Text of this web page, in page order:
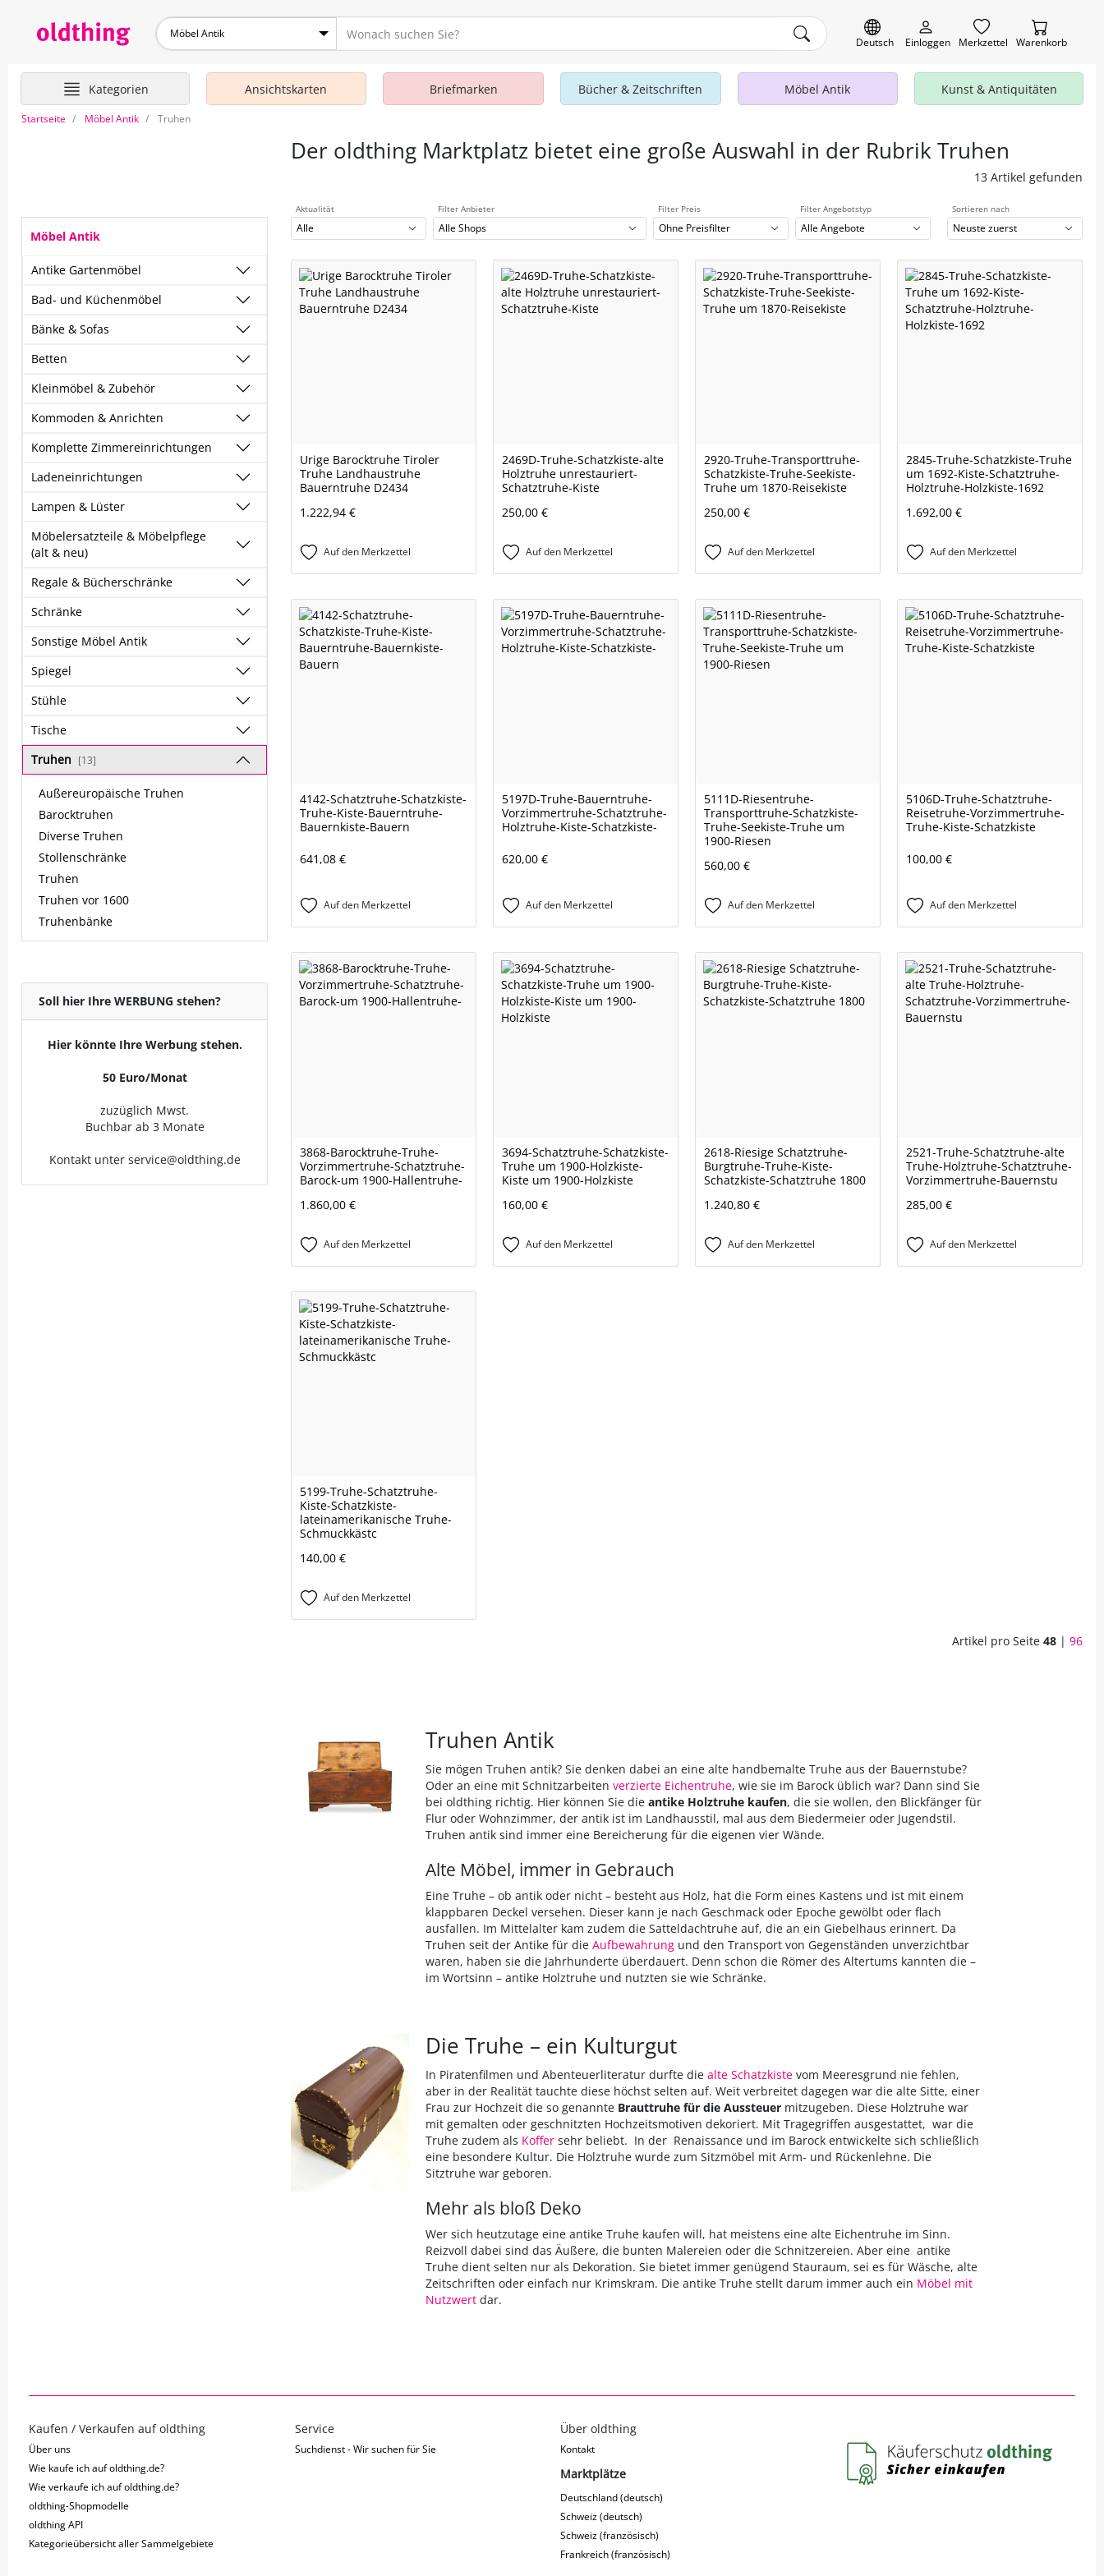
Möbel Antik
Deutsch Einloggen Merkzettel Warenkorb
Kategorien Ansichtskarten Briefmarken Bücher & Zeitschriften Möbel Antik Kunst & Antiquitäten
Startseite Möbel Antik Truhen
Der oldthing Marktplatz bietet eine große Auswahl in der Rubrik Truhen
13 Artikel gefunden
Möbel Antik
Antike Gartenmöbel
Bad- und Küchenmöbel
Bänke & Sofas
Betten
Kleinmöbel & Zubehör
Kommoden & Anrichten
Komplette Zimmereinrichtungen
Ladeneinrichtungen
Lampen & Lüster
Möbelersatzteile & Möbelpflege
(alt & neu)
Regale & Bücherschränke
Schränke
Sonstige Möbel Antik
Spiegel
Stühle
Tische
Truhen
[13]
Außereuropäische Truhen
Barocktruhen
Diverse Truhen
Stollenschränke
Truhen
Truhen vor 1600
Truhenbänke
Soll hier Ihre WERBUNG stehen?
Hier könnte Ihre Werbung stehen.
50 Euro/Monat
zuzüglich Mwst.
Buchbar ab 3 Monate
Kontakt unter service@oldthing.de
Aktualität
Alle
Filter Anbieter
Alle Shops
Filter Preis
Ohne Preisfilter
Filter Angebotstyp
Alle Angebote
Sortieren nach
Neuste zuerst
Urige Barocktruhe Tiroler
Truhe Landhaustruhe
Bauerntruhe D2434
1.222,94 €
Auf den Merkzettel
2469D-Truhe-Schatzkiste-alte
Holztruhe unrestauriert-
Schatztruhe-Kiste
250,00 €
Auf den Merkzettel
2920-Truhe-Transporttruhe-
Schatzkiste-Truhe-Seekiste-
Truhe um 1870-Reisekiste
250,00 €
Auf den Merkzettel
2845-Truhe-Schatzkiste-Truhe
um 1692-Kiste-Schatztruhe-
Holztruhe-Holzkiste-1692
1.692,00 €
Auf den Merkzettel
4142-Schatztruhe-Schatzkiste-
Truhe-Kiste-Bauerntruhe-
Bauernkiste-Bauern
641,08 €
Auf den Merkzettel
5197D-Truhe-Bauerntruhe-
Vorzimmertruhe-Schatztruhe-
Holztruhe-Kiste-Schatzkiste-
620,00 €
Auf den Merkzettel
5111D-Riesentruhe-
Transporttruhe-Schatzkiste-
Truhe-Seekiste-Truhe um
1900-Riesen
560,00 €
Auf den Merkzettel
5106D-Truhe-Schatztruhe-
Reisetruhe-Vorzimmertruhe-
Truhe-Kiste-Schatzkiste
100,00 €
Auf den Merkzettel
3868-Barocktruhe-Truhe-
Vorzimmertruhe-Schatztruhe-
Barock-um 1900-Hallentruhe-
1.860,00 €
Auf den Merkzettel
3694-Schatztruhe-Schatzkiste-
Truhe um 1900-Holzkiste-
Kiste um 1900-Holzkiste
160,00 €
Auf den Merkzettel
2618-Riesige Schatztruhe-
Burgtruhe-Truhe-Kiste-
Schatzkiste-Schatztruhe 1800
1.240,80 €
Auf den Merkzettel
2521-Truhe-Schatztruhe-alte
Truhe-Holztruhe-Schatztruhe-
Vorzimmertruhe-Bauernstu
285,00 €
Auf den Merkzettel
5199-Truhe-Schatztruhe-
Kiste-Schatzkiste-
lateinamerikanische Truhe-
Schmuckkästc
140,00 €
Auf den Merkzettel
Artikel pro Seite 48 | 96
Truhen Antik
Sie mögen Truhen antik? Sie denken dabei an eine alte handbemalte Truhe aus der Bauernstube?
Oder an eine mit Schnitzarbeiten verzierte Eichentruhe, wie sie im Barock üblich war? Dann sind Sie
bei oldthing richtig. Hier können Sie die antike Holztruhe kaufen, die sie wollen, den Blickfänger für
Flur oder Wohnzimmer, der antik ist im Landhausstil, mal aus dem Biedermeier oder Jugendstil.
Truhen antik sind immer eine Bereicherung für die eigenen vier Wände.
Alte Möbel, immer in Gebrauch
Eine Truhe – ob antik oder nicht – besteht aus Holz, hat die Form eines Kastens und ist mit einem
klappbaren Deckel versehen. Dieser kann je nach Geschmack oder Epoche gewölbt oder flach
ausfallen. Im Mittelalter kam zudem die Satteldachtruhe auf, die an ein Giebelhaus erinnert. Da
Truhen seit der Antike für die Aufbewahrung und den Transport von Gegenständen unverzichtbar
waren, haben sie die Jahrhunderte überdauert. Denn schon die Römer des Altertums kannten die –
im Wortsinn – antike Holztruhe und nutzten sie wie Schränke.
Die Truhe – ein Kulturgut
In Piratenfilmen und Abenteuerliteratur durfte die alte Schatzkiste vom Meeresgrund nie fehlen,
aber in der Realität tauchte diese höchst selten auf. Weit verbreitet dagegen war die alte Sitte, einer
Frau zur Hochzeit die so genannte Brauttruhe für die Aussteuer mitzugeben. Diese Holztruhe war
mit gemalten oder geschnitzten Hochzeitsmotiven dekoriert. Mit Tragegriffen ausgestattet, war die
Truhe zudem als Koffer sehr beliebt. In der Renaissance und im Barock entwickelte sich schließlich
eine besondere Kultur. Die Holztruhe wurde zum Sitzmöbel mit Arm- und Rückenlehne. Die
Sitztruhe war geboren.
Mehr als bloß Deko
Wer sich heutzutage eine antike Truhe kaufen will, hat meistens eine alte Eichentruhe im Sinn.
Reizvoll dabei sind das Äußere, die bunten Malereien oder die Schnitzereien. Aber eine antike
Truhe dient selten nur als Dekoration. Sie bietet immer genügend Stauraum, sei es für Wäsche, alte
Zeitschriften oder einfach nur Krimskram. Die antike Truhe stellt darum immer auch ein Möbel mit
Nutzwert dar.
Kaufen / Verkaufen auf oldthing
Über uns
Wie kaufe ich auf oldthing.de?
Wie verkaufe ich auf oldthing.de?
oldthing-Shopmodelle
oldthing API
Kategorieübersicht aller Sammelgebiete
Service
Suchdienst - Wir suchen für Sie
Über oldthing
Kontakt
Marktplätze
Deutschland (deutsch)
Schweiz (deutsch)
Schweiz (französisch)
Frankreich (französisch)